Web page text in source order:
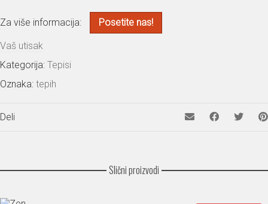
Za više informacija: Posetite nas!
Vaš utisak
Kategorija: Tepisi
Oznaka: tepih
Deli
Slični proizvodi